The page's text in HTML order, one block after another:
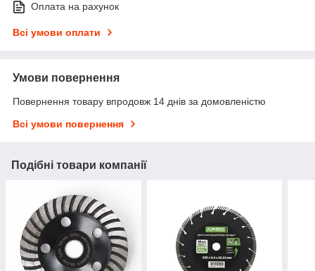
Оплата на рахунок
Всі умови оплати
Умови повернення
Повернення товару впродовж 14 днів за домовленістю
Всі умови повернення
Подібні товари компанії